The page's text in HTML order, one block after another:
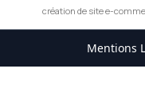
création de site e-
Mentions